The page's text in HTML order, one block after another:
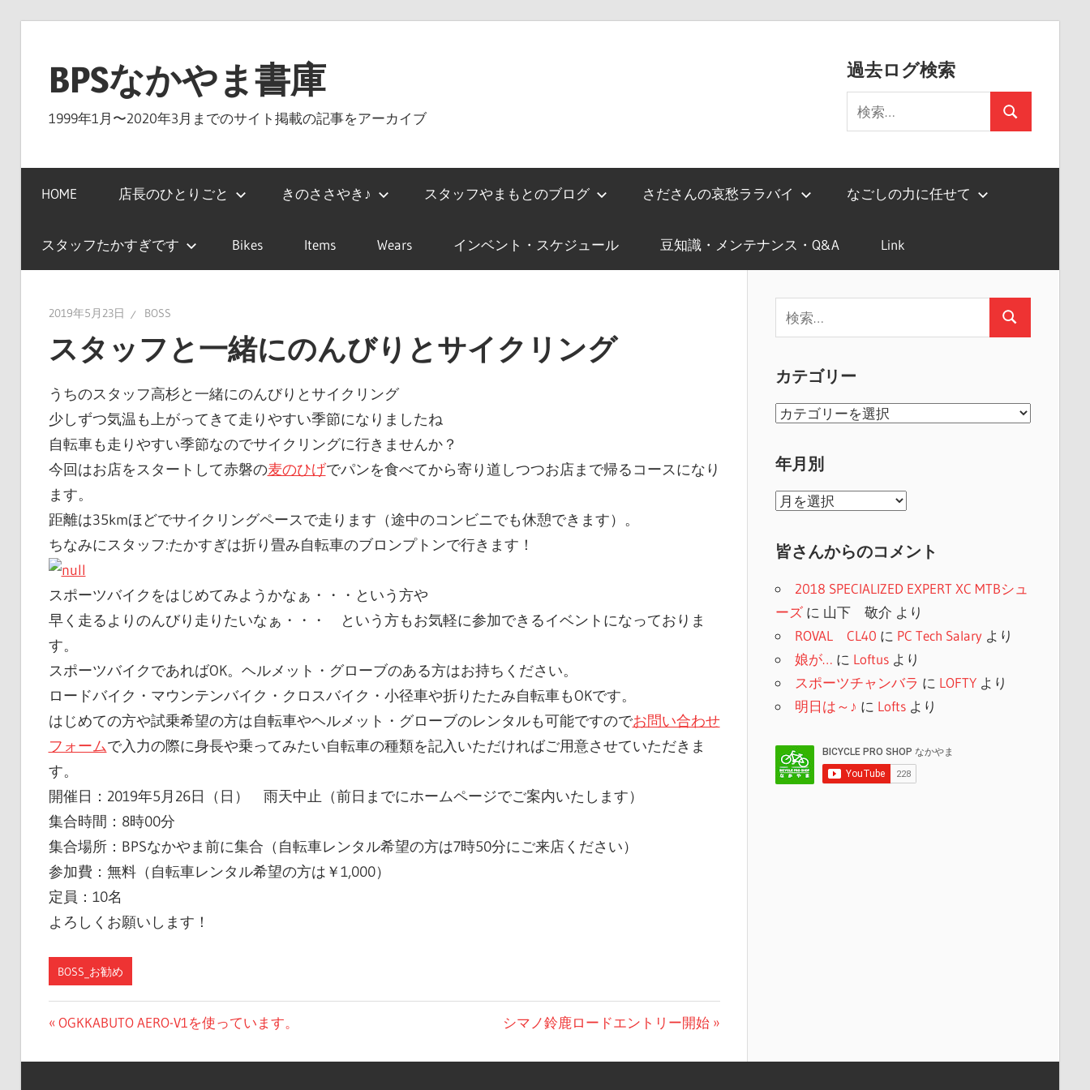
ス
BPSなかやま書庫
1999年1月〜2020年3月までのサイト掲載の記事をアーカイブ
過去ログ検索
索:
検
HOME 店長のひとりごと きのささやき♪ スタッフやまもとのブログ さださんの哀愁ララバイ なごしの力に任せて
スタッフたかすぎです Bikes Items Wears インベント・スケジュール 豆知識・メンテナンス・Q&A Link
2019年5月23日 BOSS
スタッフと一緒にのんびりとサイクリング
うちのスタッフ高杉と一緒にのんびりとサイクリング
少しずつ気温も上がってきて走りやすい季節になりましたね
自転車も走りやすい季節なのでサイクリングに行きませんか？
今回はお店をスタートして赤磐の麦のひげでパンを食べてから寄り道しつつお店まで帰るコースになり
ます。
距離は35kmほどでサイクリングペースで走ります（途中のコンビニでも休憩できます）。
ちなみにスタッフ:たかすぎは折り畳み自転車のブロンプトンで行きます！
スポーツバイクをはじめてみようかなぁ・・・という方や
早く走るよりのんびり走りたいなぁ・・・ という方もお気軽に参加できるイベントになっておりま
す。
スポーツバイクであればOK。ヘルメット・グローブのある方はお持ちください。
ロードバイク・マウンテンバイク・クロスバイク・小径車や折りたたみ自転車もOKです。
はじめての方や試乗希望の方は自転車やヘルメット・グローブのレンタルも可能ですのでお問い合わせ
フォームで入力の際に身長や乗ってみたい自転車の種類を記入いただければご用意させていただきま
す。
開催日：2019年5月26日（日） 雨天中止（前日までにホームページでご案内いたします）
集合時間：8時00分
集合場所：BPSなかやま前に集合（自転車レンタル希望の方は7時50分にご来店ください）
参加費：無料（自転車レンタル希望の方は￥1,000）
定員：10名
よろしくお願いします！
BOSS_お勧め
投
稿
前
OGKKABUTO AERO-V1を使っています。
次
シマノ鈴鹿ロードエントリー開始
検
カテゴリー
カ
ゴ
ー
年月別
年
別
皆さんからのコメント
2018 SPECIALIZED EXPERT XC MTBシュ
ーズに 山下 敬介 より
ROVAL CL40 に PC Tech Salaryより
娘が… に Loftusより
スポーツチャンバラ に LOFTYより
明日は～♪ に Loftsより